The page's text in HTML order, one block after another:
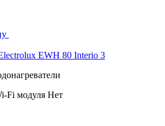
EWH 80 Interio 3
Fi модуля Нет